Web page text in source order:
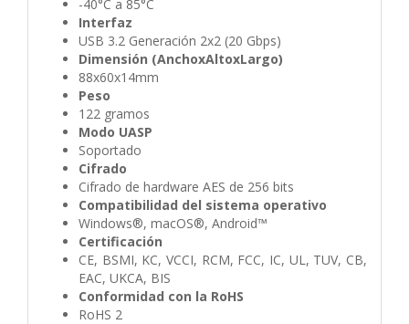
-40°C a 85°C
Interfaz
USB 3.2 Generación 2x2 (20 Gbps)
Dimensión (AnchoxAltoxLargo)
88x60x14mm
Peso
122 gramos
Modo UASP
Soportado
Cifrado
Cifrado de hardware AES de 256 bits
Compatibilidad del sistema operativo
Windows®, macOS®, Android™
Certificación
CE, BSMI, KC, VCCI, RCM, FCC, IC, UL, TUV, CB,
EAC, UKCA, BIS
Conformidad con la RoHS
RoHS 2